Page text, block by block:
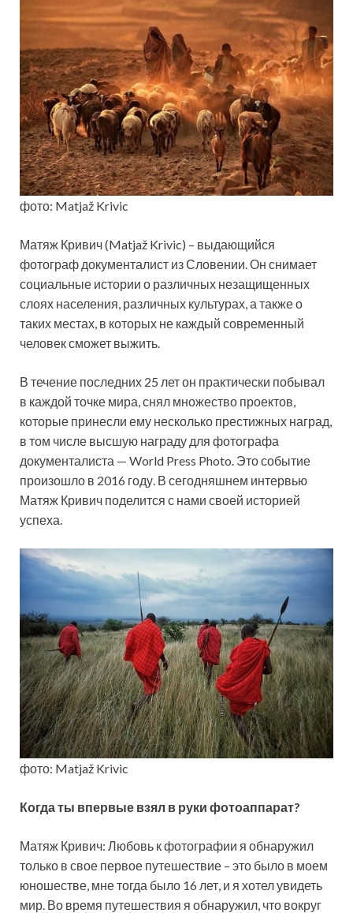
фото: Matjaž Krivic
Матяж Кривич (Matjaž Krivic) – выдающийся
фотограф документалист из Словении. Он снимает
социальные истории о различных незащищенных
слоях населения, различных культурах, а также о
таких местах, в которых не каждый современный
человек сможет выжить.
В течение последних 25 лет он практически побывал
в каждой точке мира, снял множество проектов,
которые принесли ему несколько престижных наград,
в том числе высшую награду для фотографа
документалиста — World Press Photo. Это событие
произошло в 2016 году. В сегодняшнем интервью
Матяж Кривич поделится с нами своей историей
успеха.
фото: Matjaž Krivic
Когда ты впервые взял в руки фотоаппарат?
Матяж Кривич: Любовь к фотографии я обнаружил
только в свое первое путешествие – это было в моем
юношестве, мне тогда было 16 лет, и я хотел увидеть
мир. Во время путешествия я обнаружил, что вокруг